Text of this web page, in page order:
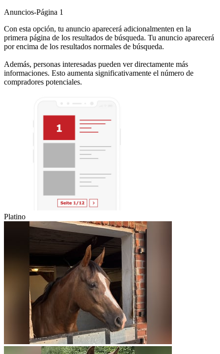
Anuncios-Página 1
Con esta opción, tu anuncio aparecerá adicionalmenten en la
primera página de los resultados de búsqueda. Tu anuncio aparecerá
por encima de los resultados normales de búsqueda.
Además, personas interesadas pueden ver directamente más
informaciones. Esto aumenta significativamente el número de
compradores potenciales.
Platino